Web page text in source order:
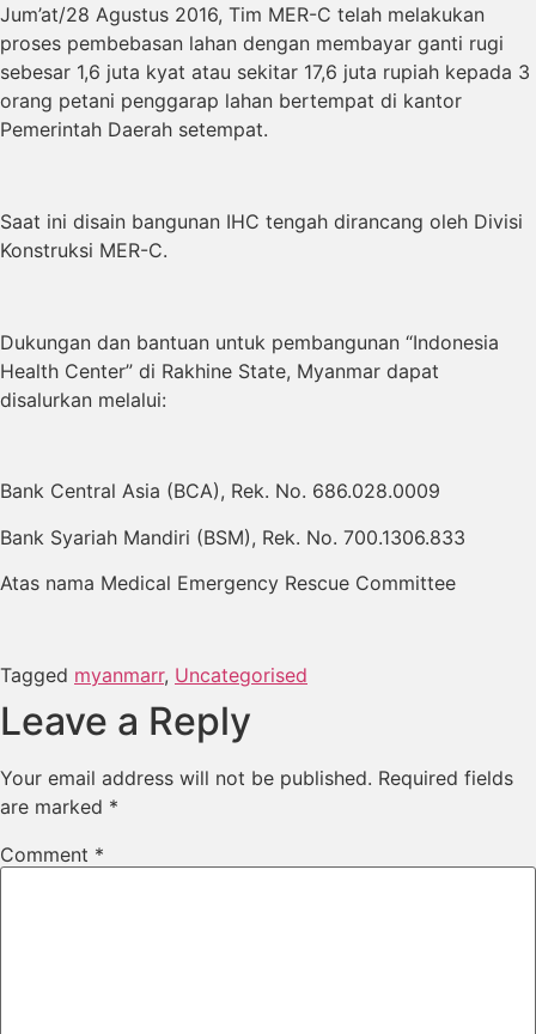
Jum’at/28 Agustus 2016, Tim MER-C telah melakukan
proses pembebasan lahan dengan membayar ganti rugi
sebesar 1,6 juta kyat atau sekitar 17,6 juta rupiah kepada 3
orang petani penggarap lahan bertempat di kantor
Pemerintah Daerah setempat.
Saat ini disain bangunan IHC tengah dirancang oleh Divisi
Konstruksi MER-C.
Dukungan dan bantuan untuk pembangunan “Indonesia
Health Center” di Rakhine State, Myanmar dapat
disalurkan melalui:
Bank Central Asia (BCA), Rek. No. 686.028.0009
Bank Syariah Mandiri (BSM), Rek. No. 700.1306.833
Atas nama Medical Emergency Rescue Committee
Tagged myanmarr, Uncategorised
Leave a Reply
Your email address will not be published. Required fields
are marked *
Comment *